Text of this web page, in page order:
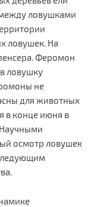
ловушками
ловушек. На
Феромон
ловушку
не
для животных
в конце июня в
Научными
осмотр ловушек